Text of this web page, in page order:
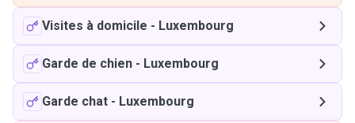
Visites à domicile - Luxembourg
Garde de chien - Luxembourg
Garde chat - Luxembourg